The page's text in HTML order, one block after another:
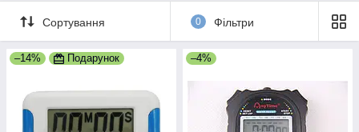
Сортування 0 Фільтри
–14% Подарунок –4%